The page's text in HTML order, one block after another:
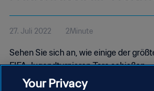
Kanada 2002™
27. Juli 2022 2Minute
Sehen Sie sich an, wie einige der
FIFA Jugendturnieren Tore schießen.
Your Privacy